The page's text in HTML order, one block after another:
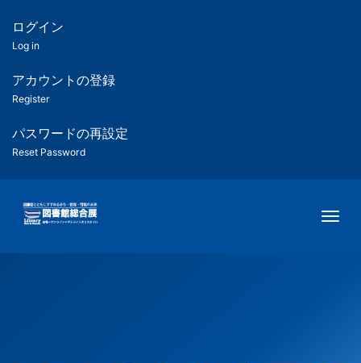
ツ
匿
名
ユ
ー
ー
用
メ
ログイン
Log in
アカウントの登録
Register
パスワードの再設定
Reset Password